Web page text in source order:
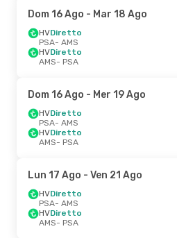
Dom 16 Ago - Mar 18 Ago
HVDiretto
PSA- AMS
HVDiretto
AMS- PSA
Dom 16 Ago - Mer 19 Ago
HVDiretto
PSA- AMS
HVDiretto
AMS- PSA
Lun 17 Ago - Ven 21 Ago
HVDiretto
PSA- AMS
HVDiretto
AMS- PSA